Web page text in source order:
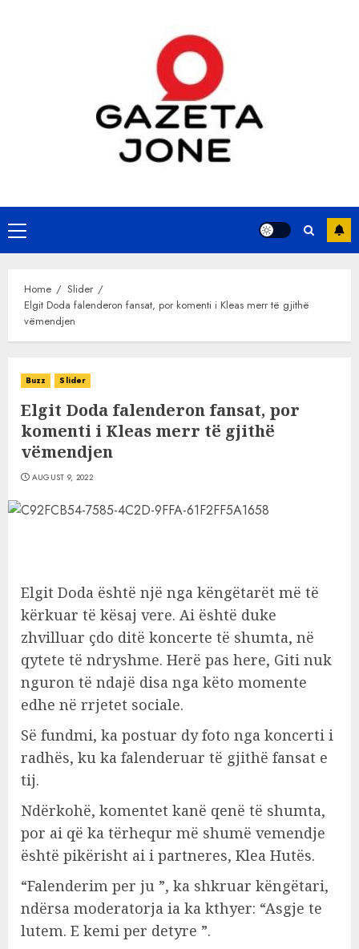
Primary
Menu
Home
Slider
Elgit Doda falenderon fansat, por komenti i Kleas merr të gjithë
vëmendjen
Buzz Slider
Elgit Doda falenderon fansat, por
komenti i Kleas merr të gjithë
vëmendjen
AUGUST 9, 2022
Elgit Doda është një nga këngëtarët më të
kërkuar të kësaj vere. Ai është duke
zhvilluar çdo ditë koncerte të shumta, në
qytete të ndryshme. Herë pas here, Giti nuk
nguron të ndajë disa nga këto momente
edhe në rrjetet sociale.
Së fundmi, ka postuar dy foto nga koncerti i
radhës, ku ka falenderuar të gjithë fansat e
tij.
Ndërkohë, komentet kanë qenë të shumta,
por ai që ka tërhequr më shumë vemendje
është pikërisht ai i partneres, Klea Hutës.
“Falenderim per ju ”, ka shkruar këngëtari,
ndërsa moderatorja ia ka kthyer: “Asgje te
lutem. E kemi per detyre ”.